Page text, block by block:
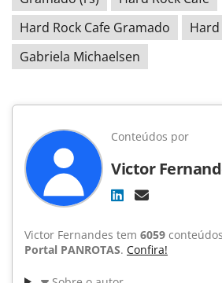
Hard Rock Cafe Gramado
Gabriela Michaelsen
Conteúdos por
Victor
Victor Fernandes tem 6059
Portal PANROTAS. Confira!